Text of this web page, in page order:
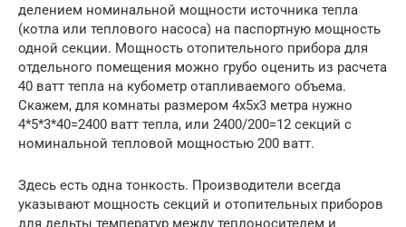
делением номинальной мощности источника тепла
(котла или теплового насоса) на паспортную мощность
одной секции. Мощность отопительного прибора для
отдельного помещения можно грубо оценить из расчета
40 ватт тепла на кубометр отапливаемого объема.
Скажем, для комнаты размером 4х5х3 метра нужно
4*5*3*40=2400 ватт тепла, или 2400/200=12 секций с
номинальной тепловой мощностью 200 ватт.
Здесь есть одна тонкость. Производители всегда
указывают мощность секций и отопительных приборов
для дельты температур между теплоносителем и